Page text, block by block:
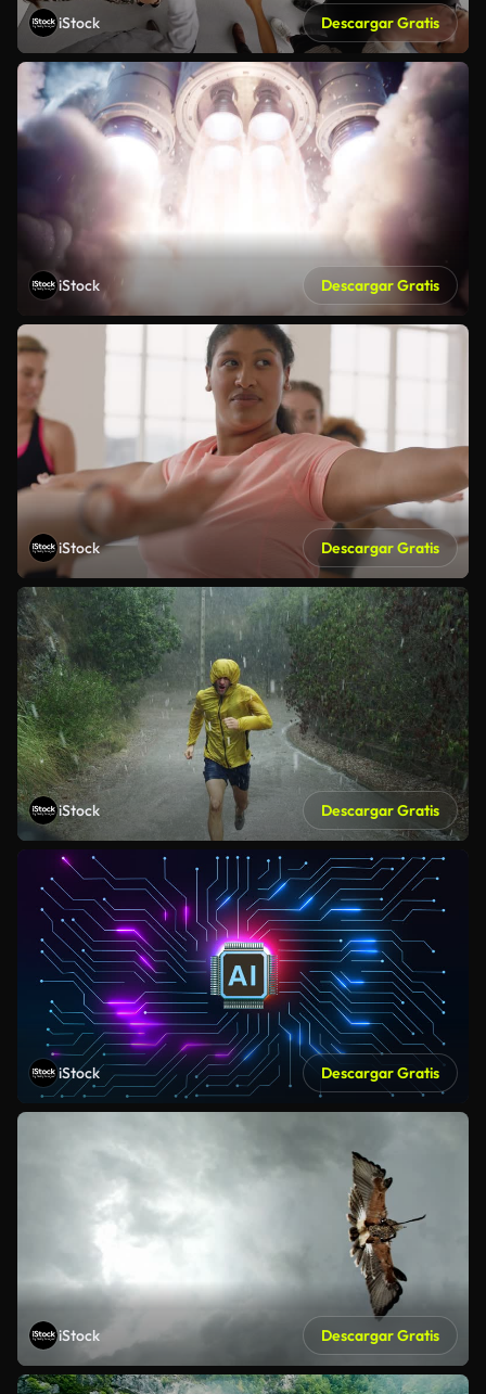
iStock Descargar Gratis
iStock Descargar Gratis
iStock Descargar Gratis
iStock Descargar Gratis
iStock Descargar Gratis
iStock Descargar Gratis